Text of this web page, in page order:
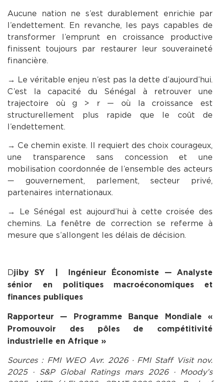
Aucune nation ne s’est durablement enrichie par
l’endettement. En revanche, les pays capables de
transformer l’emprunt en croissance productive
finissent toujours par restaurer leur souveraineté
financière.
→ Le véritable enjeu n’est pas la dette d’aujourd’hui.
C’est la capacité du Sénégal à retrouver une
trajectoire où g > r — où la croissance est
structurellement plus rapide que le coût de
l’endettement.
→ Ce chemin existe. Il requiert des choix courageux,
une transparence sans concession et une
mobilisation coordonnée de l’ensemble des acteurs
— gouvernement, parlement, secteur privé,
partenaires internationaux.
→ Le Sénégal est aujourd’hui à cette croisée des
chemins. La fenêtre de correction se referme à
mesure que s’allongent les délais de décision.
Djiby SY | Ingénieur Économiste — Analyste
sénior en politiques macroéconomiques et
finances publiques
Rapporteur — Programme Banque Mondiale «
Promouvoir des pôles de compétitivité
industrielle en Afrique »
Sources : FMI WEO Avr. 2026 · FMI Staff Visit nov.
2025 · S&P Global Ratings mars 2026 · Moody’s